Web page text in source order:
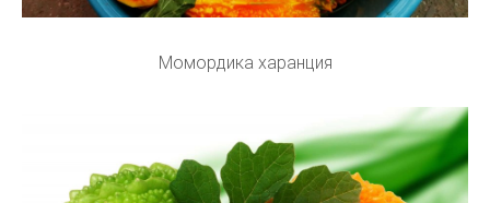
Момордика харанция